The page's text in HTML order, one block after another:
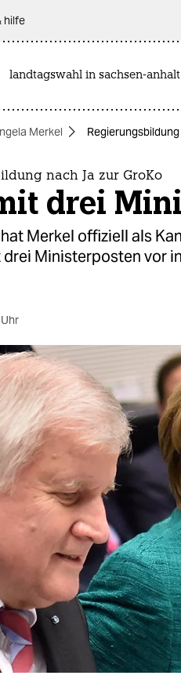
hilfe
landtagswahl in sachsen-anhalt
Merkel
nach Ja zur GroKo
drei
Merkel offiziell als
Ministerposten vor